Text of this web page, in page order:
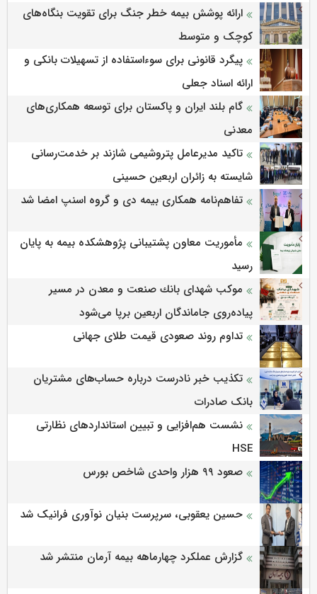
ارائه پوشش بیمه خطر جنگ برای تقویت بنگاه‌های
کوچک و متوسط
پیگرد قانونی برای سوءاستفاده از تسهیلات بانکی و
ارائه اسناد جعلی
گام بلند ایران و پاکستان برای توسعه همکاری‌های
معدنی
تاکید مدیرعامل پتروشیمی شازند بر خدمت‌رسانی
شایسته به زائران اربعین حسینی
تفاهم‌نامه همکاری بیمه دی و گروه اسنپ امضا شد
مأموریت معاون پشتیبانی پژوهشكده بیمه به پایان
رسید
موكب شهدای بانك صنعت و معدن در مسیر
پیاده‌روی جاماندگان اربعین برپا می‌شود
تداوم روند صعودی قیمت طلای جهانی
تکذیب خبر نادرست درباره حساب‌های مشتریان
بانک صادرات
نشست هم‌افزایی و تبیین استانداردهای نظارتی
HSE
صعود ۹۹ هزار واحدی شاخص بورس
حسین یعقوبی، سرپرست بنیان نوآوری فرانیک شد
گزارش عملکرد چهارماهه بیمه آرمان منتشر شد